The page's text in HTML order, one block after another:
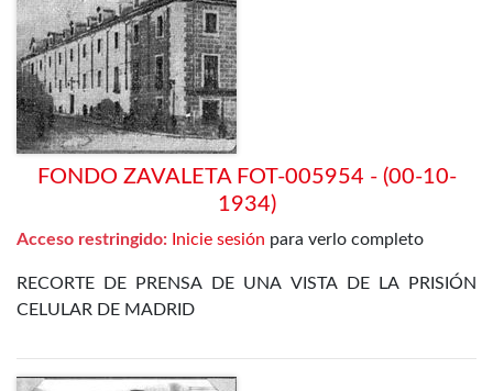
FONDO ZAVALETA FOT-005954 - (00-10-
1934)
Acceso restringido: Inicie sesión para verlo completo
RECORTE DE PRENSA DE UNA VISTA DE LA PRISIÓN
CELULAR DE MADRID